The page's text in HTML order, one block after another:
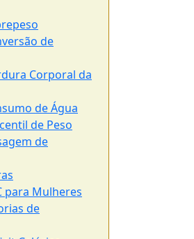
de
Corporal da
de Água
de Peso
de
para Mulheres
de